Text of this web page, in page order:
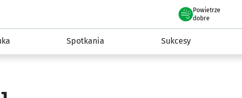
rozwoju przedsiębiorczości miasta Wrocławia
Powietrze
we Wrocławiu
dobre
Spotkania Sukcesy